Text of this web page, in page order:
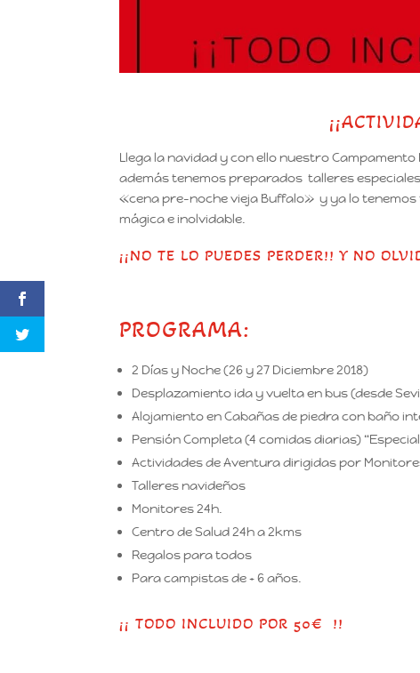
Llega la navidad y con ello nuestro
además tenemos preparados talleres
«cena pre-noche vieja Buffalo» y ya lo
mágica e inolvidable.
¡¡NO TE LO PUEDES PERDER!! Y NO
PROGRAMA:
2 Días y Noche (26 y 27 Diciembre 2018)
Desplazamiento ida y vuelta en bus (desde
Alojamiento en Cabañas de piedra con baño
Pensión Completa (4 comidas diarias)
Actividades de Aventura dirigidas por
Talleres navideños
Monitores 24h.
Centro de Salud 24h a 2kms
Regalos para todos
Para campistas de + 6 años.
¡¡ TODO INCLUIDO POR 50€ !!